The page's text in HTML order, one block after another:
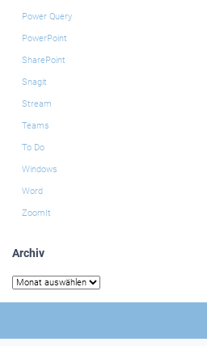
Power Query
PowerPoint
SharePoint
Snagit
Stream
Teams
To Do
Windows
Word
ZoomIt
Archiv
Archiv